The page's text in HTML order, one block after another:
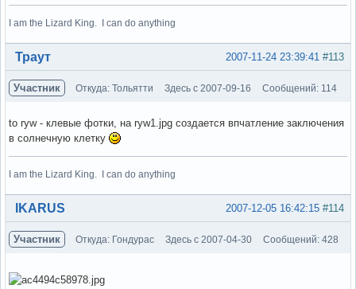
I am the Lizard King. I can do anything
Вне форума #113
2007-11-24 23:39:41
Траут
Участник Откуда: Тольятти Здесь с 2007-09-16 Сообщений: 114
to ryw - клевые фотки, на ryw1.jpg создается впчатление заключения
в солнечную клетку
I am the Lizard King. I can do anything
Вне форума #114
2007-12-05 16:42:15
IKARUS
Участник Откуда: Гондурас Здесь с 2007-04-30 Сообщений: 428